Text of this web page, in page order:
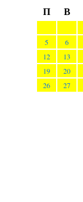
П
В
5
6
12
13
19
20
26
27